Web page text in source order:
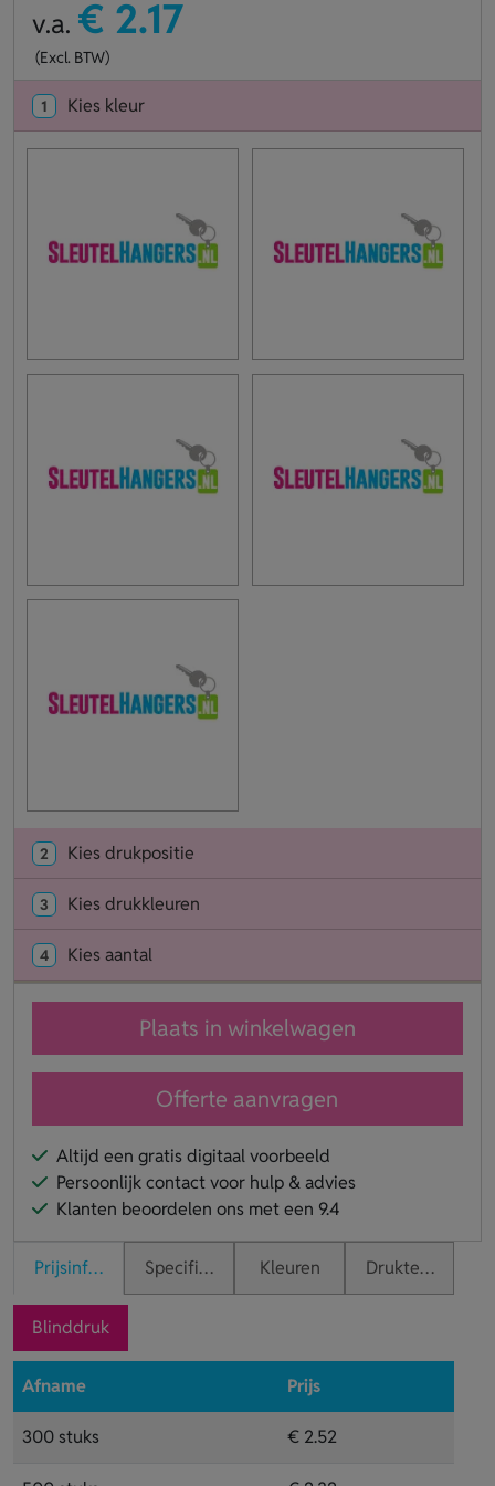
v.a. € 2.17
(Excl. BTW)
1 Kies kleur
2 Kies drukpositie
3 Kies drukkleuren
4 Kies aantal
Plaats in winkelwagen
Offerte aanvragen
Altijd een gratis digitaal voorbeeld
Persoonlijk contact voor hulp & advies
Klanten beoordelen ons met een 9.4
PrijsinformatieSpecificaties Kleuren Druktechnieken
Blinddruk
Afname Prijs
300 stuks € 2.52